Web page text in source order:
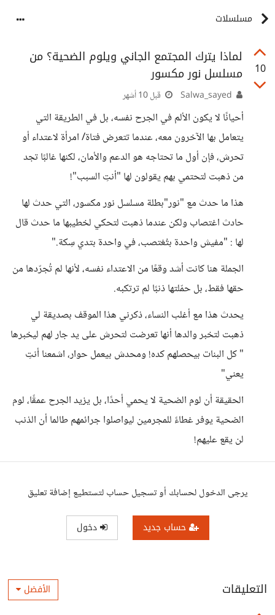
مسلسلات
10
لماذا يترك المجتمع الجاني ويلوم الضحية؟ من
مسلسل نور مكسور
قبل 10 أشهر
أحيانًا لا يكون الألم في الجرح نفسه، بل في الطريقة التي
يتعامل بها الآخرون معه، عندما تتعرض فتاة/ امرأة لاعتداء أو
تحرش، فإن أول ما تحتاجه هو الدعم والأمان، لكنها غالبًا تجد
من ذهبت لتحتمي بهم يقولون لها "أنتِ السبب"!
هذا ما حدث مع "نور"بطلة مسلسل نور مكسور، التي حدث لها
حادث اغتصاب ولكن عندما ذهبت لتحكي لخطيبها ما حدث قال
لها : "مفيش واحدة بتُغتصب، في واحدة بتدي سِكة."
الجملة هنا كانت أشد وقعًا من الاعتداء نفسه، لأنها لم تُجرّدها من
حقها فقط، بل حمّلتها ذنبًا لم ترتكبه.
يحدث هذا مع أغلب النساء، ذكرني هذا الموقف بصديقة لي
ذهبت لتخبر والدها أنها تعرضت لتحرش على يد جار لهم ليخبرها
" كل البنات بيحصلهم كده! ومحدش بيعمل حوار، اشمعنا أنتِ
يعني"
الحقيقة أن لوم الضحية لا يحمي أحدًا، بل يزيد الجرح عمقًا، لوم
الضحية يوفر غطاءً للمجرمين ليواصلوا جرائمهم طالما أن الذنب
لن يقع عليهم!
يرجى الدخول لحسابك أو تسجيل حساب لتستطيع إضافة تعليق
حساب جديد دخول
التعليقات الأفضل